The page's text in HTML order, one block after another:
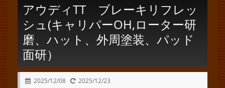
アウディTT ブレーキリフレッ
シュ(キャリパーOH,ローター研
磨、ハット、外周塗装、パッド
面研）
2025/12/08 2025/12/23